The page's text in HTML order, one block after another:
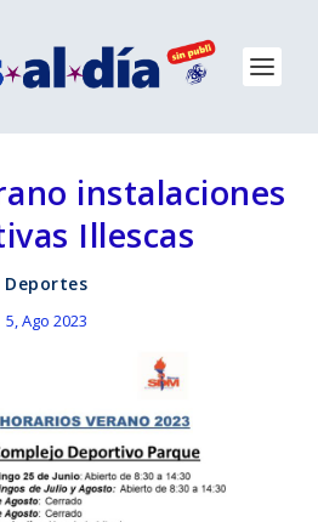
instalaciones
Illescas
Deportes
5, Ago 2023